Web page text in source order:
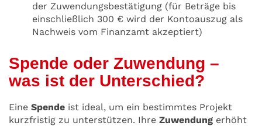
der Zuwendungsbestätigung (für Beträge bis
einschließlich 300 € wird der Kontoauszug als
Nachweis vom Finanzamt akzeptiert)
Spende oder Zuwendung –
was ist der Unterschied?
Eine Spende ist ideal, um ein bestimmtes Projekt
kurzfristig zu unterstützen. Ihre Zuwendung erhöht